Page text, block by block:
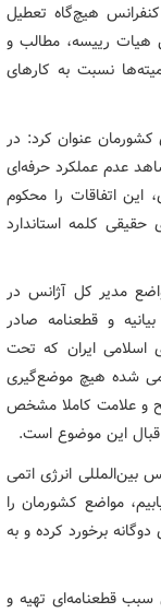
کنفرانس هیچ‌گاه تعطیل
هیات رییسه، مطالب و
نسبت به کارهای
عنوان کرد: در
عدم عملکرد حرفه‌ای
این اتفاقات را محکوم
حقیقی کلمه استاندارد
مدیر کل آژانس در
و قطعنامه صادر
اسلامی ایران که تحت
شده هیچ موضع‌گیری
و علامت کاملا مشخص
قبال این موضوع است.
بین‌المللی انرژی اتمی
مواضع کشورمان را
برخورد کرده و به
سبب قطعنامه‌ای تهیه و